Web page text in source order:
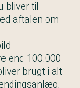
bliver til
aftalen om
end 100.000
brugt i alt